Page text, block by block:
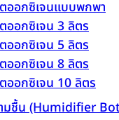
ออกซิเจนแบบพกพา
ออกซิเจน 3 ลิตร
ออกซิเจน 5 ลิตร
ออกซิเจน 8 ลิตร
ออกซิเจน 10 ลิตร
มชื้น (Humidifier